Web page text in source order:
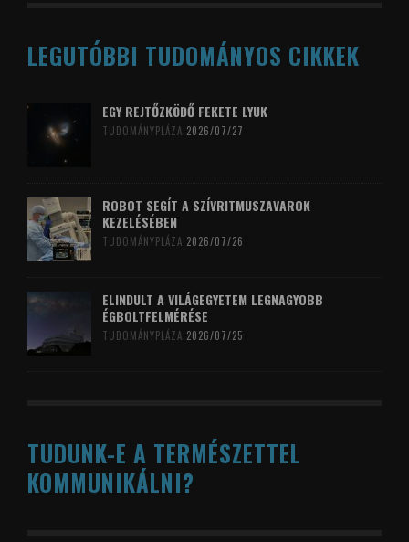
LEGUTÓBBI TUDOMÁNYOS CIKKEK
EGY REJTŐZKÖDŐ FEKETE LYUK
TUDOMÁNYPLÁZA 2026/07/27
ROBOT SEGÍT A SZÍVRITMUSZAVAROK
KEZELÉSÉBEN
TUDOMÁNYPLÁZA 2026/07/26
ELINDULT A VILÁGEGYETEM LEGNAGYOBB
ÉGBOLTFELMÉRÉSE
TUDOMÁNYPLÁZA 2026/07/25
TUDUNK-E A TERMÉSZETTEL
KOMMUNIKÁLNI?